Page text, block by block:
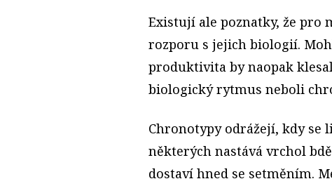
Existují ale poznatky, že pro
rozporu s jejich biologií.
produktivita by naopak
biologický rytmus neboli
Chronotypy odrážejí, kdy se
některých nastává vrchol
dostaví hned se setměním.